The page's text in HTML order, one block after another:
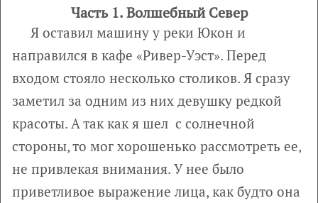
Часть 1. Волшебный Север
Я оставил машину у реки Юкон и
направился в кафе «Ривер-Уэст». Перед
входом стояло несколько столиков. Я сразу
заметил за одним из них девушку редкой
красоты. А так как я шел с солнечной
стороны, то мог хорошенько рассмотреть ее,
не привлекая внимания. У нее было
приветливое выражение лица, как будто она